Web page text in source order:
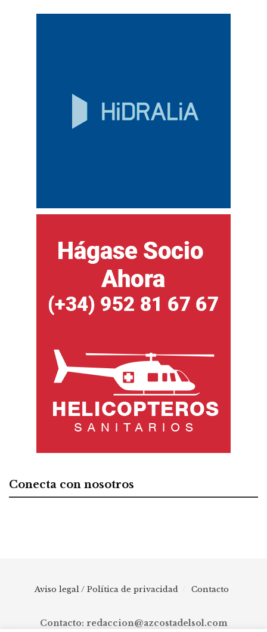
Conecta con nosotros
Aviso legal / Política de privacidad Contacto
Contacto: redaccion@azcostadelsol.com